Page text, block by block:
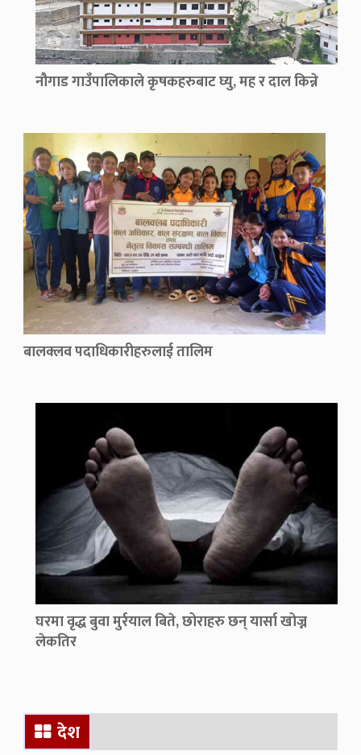
नौगाड गाउँपालिकाले कृषकहरुबाट घ्यु, मह र दाल किन्ने
बालक्लव पदाधिकारीहरुलाई तालिम
घरमा वृद्ध बुवा मुर्रयाल बिते, छोराहरु छन् यार्सा खोज्न
लेकतिर
देश